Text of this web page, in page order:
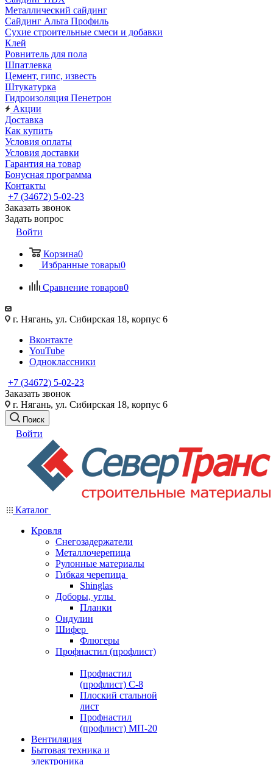
Металлический сайдинг
Сайдинг Альта Профиль
Сухие строительные смеси и добавки
Клей
Ровнитель для пола
Шпатлевка
Цемент, гипс, известь
Штукатурка
Гидроизоляция Пенетрон
Акции
Доставка
Как купить
Условия оплаты
Условия доставки
Гарантия на товар
Бонусная программа
Контакты
+7 (34672) 5-02-23
Заказать звонок
Задать вопрос
Войти
Корзина0
Избранные товары0
Сравнение товаров0
г. Нягань, ул. Сибирская 18, корпус 6
Вконтакте
YouTube
Одноклассники
+7 (34672) 5-02-23
Заказать звонок
г. Нягань, ул. Сибирская 18, корпус 6
Поиск
Войти
Каталог
Кровля
Снегозадержатели
Металлочерепица
Рулонные материалы
Гибкая черепица
Shinglas
Доборы, углы
Планки
Ондулин
Шифер
Флюгеры
Профнастил (профлист)
Профнастил
(профлист) С-8
Плоский стальной
лист
Профнастил
(профлист) МП-20
Вентиляция
Бытовая техника и
электроника